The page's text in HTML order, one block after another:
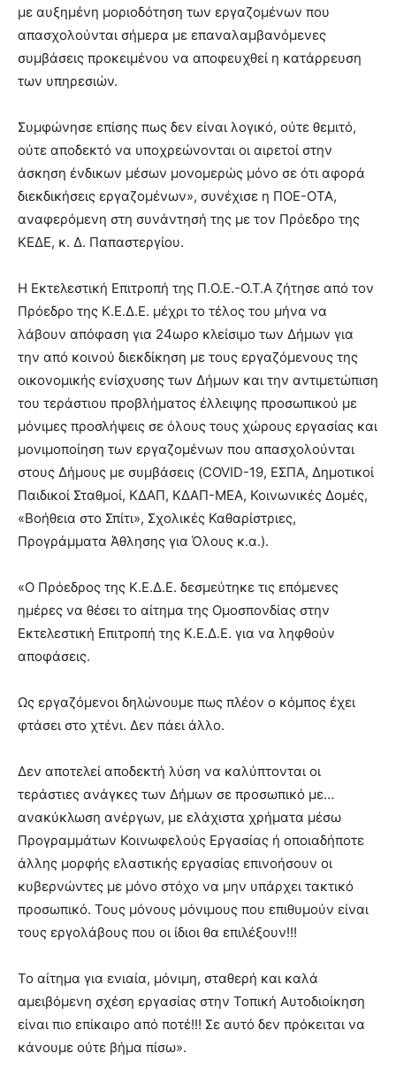
με αυξημένη μοριοδότηση των εργαζομένων που
απασχολούνται σήμερα με επαναλαμβανόμενες
συμβάσεις προκειμένου να αποφευχθεί η κατάρρευση
των υπηρεσιών.
Συμφώνησε επίσης πως δεν είναι λογικό, ούτε θεμιτό,
ούτε αποδεκτό να υποχρεώνονται οι αιρετοί στην
άσκηση ένδικων μέσων μονομερώς μόνο σε ότι αφορά
διεκδικήσεις εργαζομένων», συνέχισε η ΠΟΕ-ΟΤΑ,
αναφερόμενη στη συνάντησή της με τον Πρόεδρο της
ΚΕΔΕ, κ. Δ. Παπαστεργίου.
Η Εκτελεστική Επιτροπή της Π.Ο.Ε.-Ο.Τ.Α ζήτησε από τον
Πρόεδρο της Κ.Ε.Δ.Ε. μέχρι το τέλος του μήνα να
λάβουν απόφαση για 24ωρο κλείσιμο των Δήμων για
την από κοινού διεκδίκηση με τους εργαζόμενους της
οικονομικής ενίσχυσης των Δήμων και την αντιμετώπιση
του τεράστιου προβλήματος έλλειψης προσωπικού με
μόνιμες προσλήψεις σε όλους τους χώρους εργασίας και
μονιμοποίηση των εργαζομένων που απασχολούνται
στους Δήμους με συμβάσεις (COVID-19, ΕΣΠΑ, Δημοτικοί
Παιδικοί Σταθμοί, ΚΔΑΠ, ΚΔΑΠ-ΜΕΑ, Κοινωνικές Δομές,
«Βοήθεια στο Σπίτι», Σχολικές Καθαρίστριες,
Προγράμματα Άθλησης για Όλους κ.α.).
«Ο Πρόεδρος της Κ.Ε.Δ.Ε. δεσμεύτηκε τις επόμενες
ημέρες να θέσει το αίτημα της Ομοσπονδίας στην
Εκτελεστική Επιτροπή της Κ.Ε.Δ.Ε. για να ληφθούν
αποφάσεις.
Ως εργαζόμενοι δηλώνουμε πως πλέον ο κόμπος έχει
φτάσει στο χτένι. Δεν πάει άλλο.
Δεν αποτελεί αποδεκτή λύση να καλύπτονται οι
τεράστιες ανάγκες των Δήμων σε προσωπικό με…
ανακύκλωση ανέργων, με ελάχιστα χρήματα μέσω
Προγραμμάτων Κοινωφελούς Εργασίας ή οποιαδήποτε
άλλης μορφής ελαστικής εργασίας επινοήσουν οι
κυβερνώντες με μόνο στόχο να μην υπάρχει τακτικό
προσωπικό. Τους μόνους μόνιμους που επιθυμούν είναι
τους εργολάβους που οι ίδιοι θα επιλέξουν!!!
Το αίτημα για ενιαία, μόνιμη, σταθερή και καλά
αμειβόμενη σχέση εργασίας στην Τοπική Αυτοδιοίκηση
είναι πιο επίκαιρο από ποτέ!!! Σε αυτό δεν πρόκειται να
κάνουμε ούτε βήμα πίσω».